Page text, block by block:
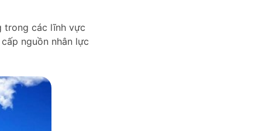
trong các lĩnh vực
nguồn nhân lực